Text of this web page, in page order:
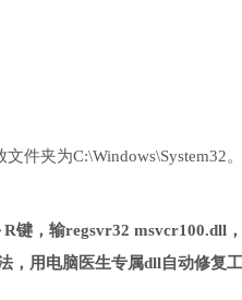
件夹为C:\Windows\System32。
键，输regsvr32 msvcr100.dll
，用电脑医生专属dll自动修复工